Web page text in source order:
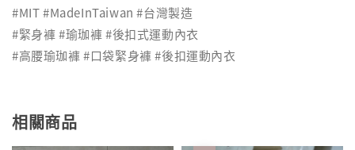
#MIT #MadeInTaiwan #台灣製造
#緊身褲 #瑜珈褲 #後扣式運動內衣
#高腰瑜珈褲 #口袋緊身褲 #後扣運動內衣
相關商品